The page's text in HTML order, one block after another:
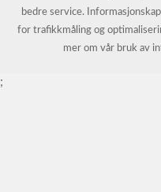
© Kontorvarehuset
bedre service.
for trafikkmåling og
mer om vår bruk av
;